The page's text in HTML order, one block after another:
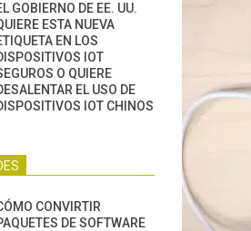
GOBIERNO DE EE. UU.
ESTA NUEVA
EN LOS
IOT
O QUIERE
EL USO DE
IOT CHINOS
CONVIRTIR
DE SOFTWARE